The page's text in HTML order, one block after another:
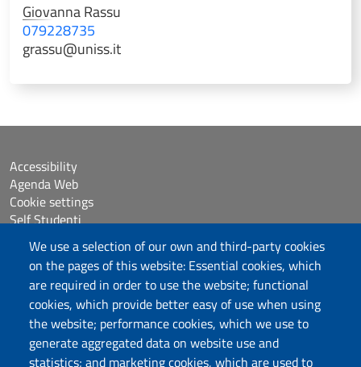
We use a selection of our own and third-party cookies
on the pages of this website: Essential cookies, which
are required in order to use the website; functional
cookies, which provide better easy of use when using
the website; performance cookies, which we use to
generate aggregated data on website use and
statistics; and marketing cookies, which are used to
GiovannaRassu
079228735
grassu@uniss.it
Accessibility
Agenda Web
Cookie settings
Self Studenti
eUniss
Assicurazione della Qualità
Calls
Dichiarazione di accessibilità
Posta elettronica @uniss.it